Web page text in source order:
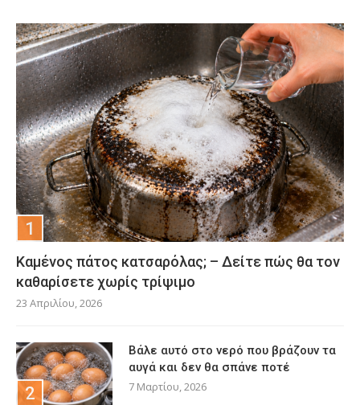
Καμένος πάτος κατσαρόλας; – Δείτε πώς θα τον
καθαρίσετε χωρίς τρίψιμο
23 Απριλίου, 2026
Βάλε αυτό στο νερό που βράζουν τα
αυγά και δεν θα σπάνε ποτέ
7 Μαρτίου, 2026